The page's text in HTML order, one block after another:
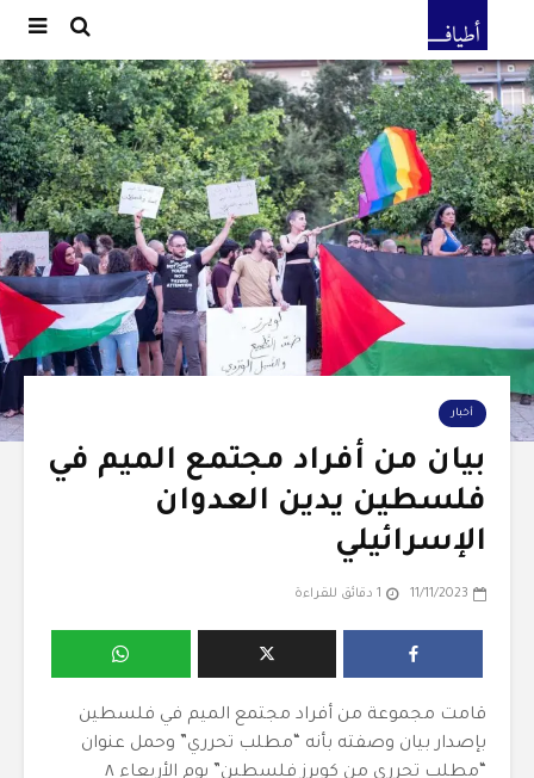
أخبار
بيان من أفراد مجتمع الميم في
فلسطين يدين العدوان
الإسرائيلي
11/11/2023 1 دقائق للقراءة
قامت مجموعة من أفراد مجتمع الميم في فلسطين
بإصدار بيان وصفته بأنه “مطلب تحرري” وحمل عنوان
“مطلب تحرري من كويرز فلسطين” يوم الأربعاء ٨